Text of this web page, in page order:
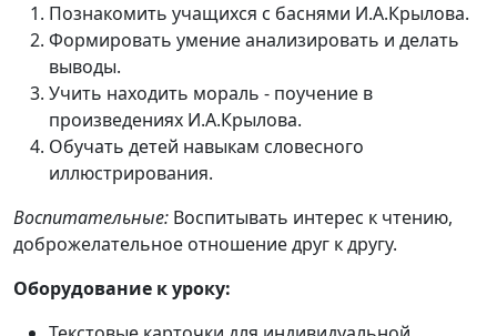
Познакомить учащихся с баснями И.А.Крылова.
Формировать умение анализировать и делать
выводы.
Учить находить мораль - поучение в
произведениях И.А.Крылова.
Обучать детей навыкам словесного
иллюстрирования.
Воспитательные: Воспитывать интерес к чтению,
доброжелательное отношение друг к другу.
Оборудование к уроку: